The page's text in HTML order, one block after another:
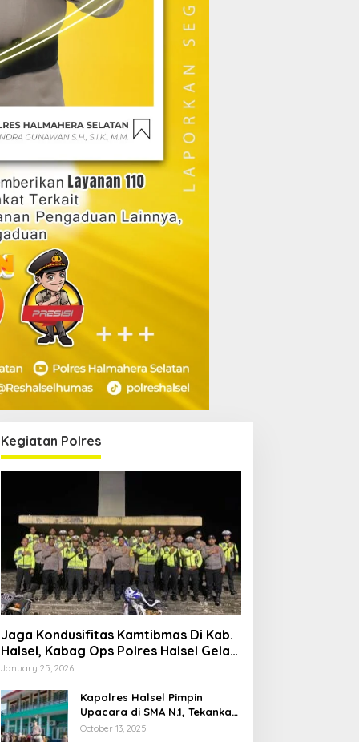
Kegiatan Polres
Jaga Kondusifitas Kamtibmas Di Kab.
Halsel, Kabag Ops Polres Halsel Gelar
Patroli Cipta Kondisi
January 25, 2026
Kapolres Halsel Pimpin
Upacara di SMA N.1, Tekankan
Disiplin Dan Keselamatan
October 13, 2025